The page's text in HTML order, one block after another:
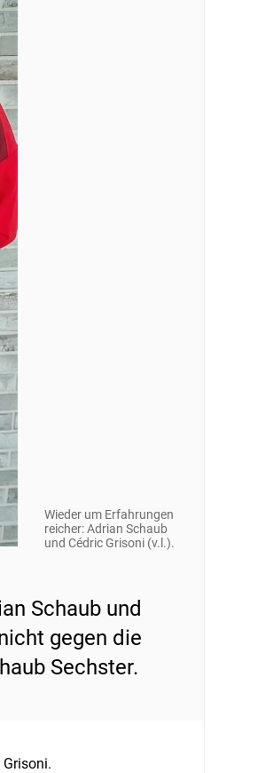
Wieder um Erfahrungen
reicher: Adrian Schaub
und Cédric Grisoni (v.l.).
Schaub und
gegen die
Sechster.